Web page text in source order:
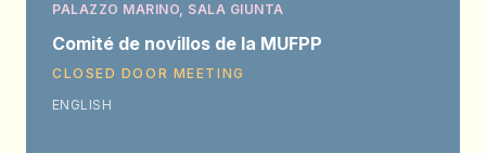
PALAZZO MARINO, SALA GIUNTA
Comité de novillos de la MUFPP
CLOSED DOOR MEETING
ENGLISH